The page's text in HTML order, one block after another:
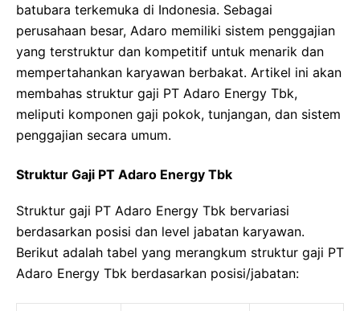
batubara terkemuka di Indonesia. Sebagai
perusahaan besar, Adaro memiliki sistem penggajian
yang terstruktur dan kompetitif untuk menarik dan
mempertahankan karyawan berbakat. Artikel ini akan
membahas struktur gaji PT Adaro Energy Tbk,
meliputi komponen gaji pokok, tunjangan, dan sistem
penggajian secara umum.
Struktur Gaji PT Adaro Energy Tbk
Struktur gaji PT Adaro Energy Tbk bervariasi
berdasarkan posisi dan level jabatan karyawan.
Berikut adalah tabel yang merangkum struktur gaji PT
Adaro Energy Tbk berdasarkan posisi/jabatan: